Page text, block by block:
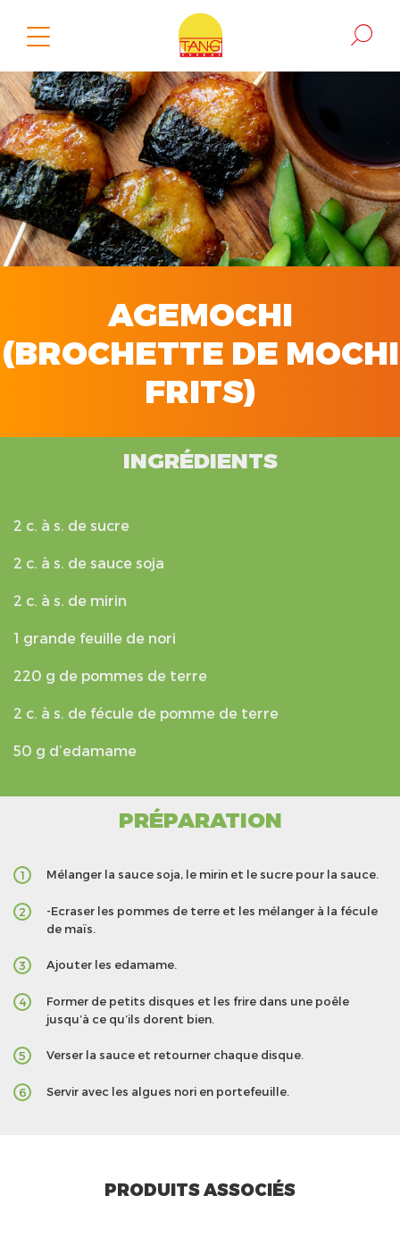
AGEMOCHI
(BROCHETTE DE MOCHI
FRITS)
INGRÉDIENTS
2 c. à s. de sucre
2 c. à s. de sauce soja
2 c. à s. de mirin
1 grande feuille de nori
220 g de pommes de terre
2 c. à s. de fécule de pomme de terre
50 g d’edamame
PRÉPARATION
1 Mélanger la sauce soja, le mirin et le sucre pour la sauce.
2
-Ecraser les pommes de terre et les mélanger à la fécule
de maïs.
3 Ajouter les edamame.
4
Former de petits disques et les frire dans une poêle
jusqu’à ce qu’ils dorent bien.
5 Verser la sauce et retourner chaque disque.
6 Servir avec les algues nori en portefeuille.
PRODUITS ASSOCIÉS